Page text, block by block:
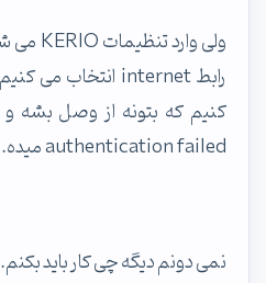
authentication failed میده.
نمی دونم دیگه چی کار باید بکنم.